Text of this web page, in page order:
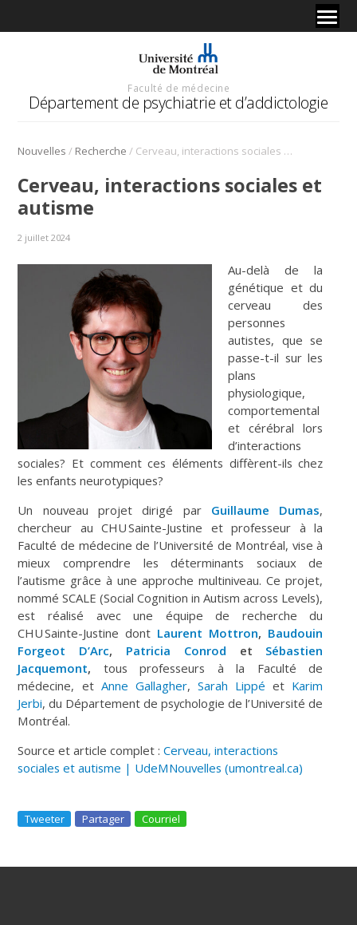
Faculté de médecine
Département de psychiatrie et d’addictologie
Nouvelles / Recherche / Cerveau, interactions sociales et autisme
Cerveau, interactions sociales et
autisme
2 juillet 2024
Au-delà de la
génétique et du
cerveau des
personnes
autistes, que se
passe-t-il sur les
plans
physiologique,
comportemental
et cérébral lors
d’interactions
sociales? Et comment ces éléments diffèrent-ils chez
les enfants neurotypiques?
Un nouveau projet dirigé par Guillaume Dumas,
chercheur au CHU Sainte-Justine et professeur à la
Faculté de médecine de l’Université de Montréal, vise à
mieux comprendre les déterminants sociaux de
l’autisme grâce à une approche multiniveau. Ce projet,
nommé SCALE (Social Cognition in Autism across Levels),
est réalisé avec une équipe de recherche du
CHU Sainte-Justine dont Laurent Mottron, Baudouin
Forgeot D’Arc, Patricia Conrod et Sébastien
Jacquemont, tous professeurs à la Faculté de
médecine, et Anne Gallagher, Sarah Lippé et Karim
Jerbi, du Département de psychologie de l’Université de
Montréal.
Source et article complet :Cerveau, interactions
sociales et autisme | UdeMNouvelles (umontreal.ca)
Tweeter Partager Courriel